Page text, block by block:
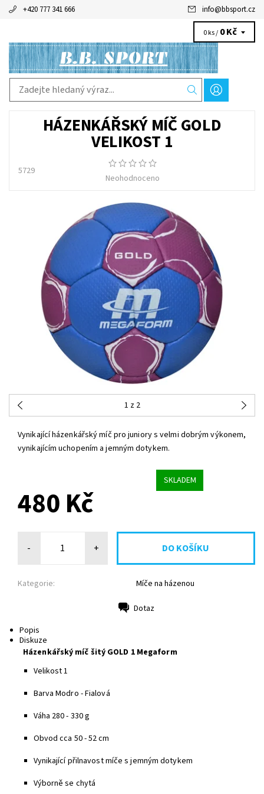
+420 777 341 666 info@bbsport.cz
0 ks / 0 Kč
HÁZENKÁŘSKÝ MÍČ GOLD
VELIKOST 1
5729
Neohodnoceno
1 z 2
Vynikající házenkářský míč pro juniory s velmi dobrým výkonem,
vynikajícím uchopením a jemným dotykem.
SKLADEM
480 Kč
- +
Kategorie: Míče na házenou
Dotaz
Popis
Diskuze
Házenkářský míč šitý GOLD 1 Megaform
Velikost 1
Barva Modro - Fialová
Váha 280 - 330 g
Obvod cca 50 - 52 cm
Vynikající přilnavost míče s jemným dotykem
Výborně se chytá